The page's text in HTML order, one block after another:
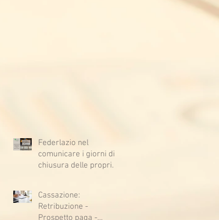
Federlazio nel
comunicare i giorni di
chiusura delle proprie
Cassazione:
Retribuzione -